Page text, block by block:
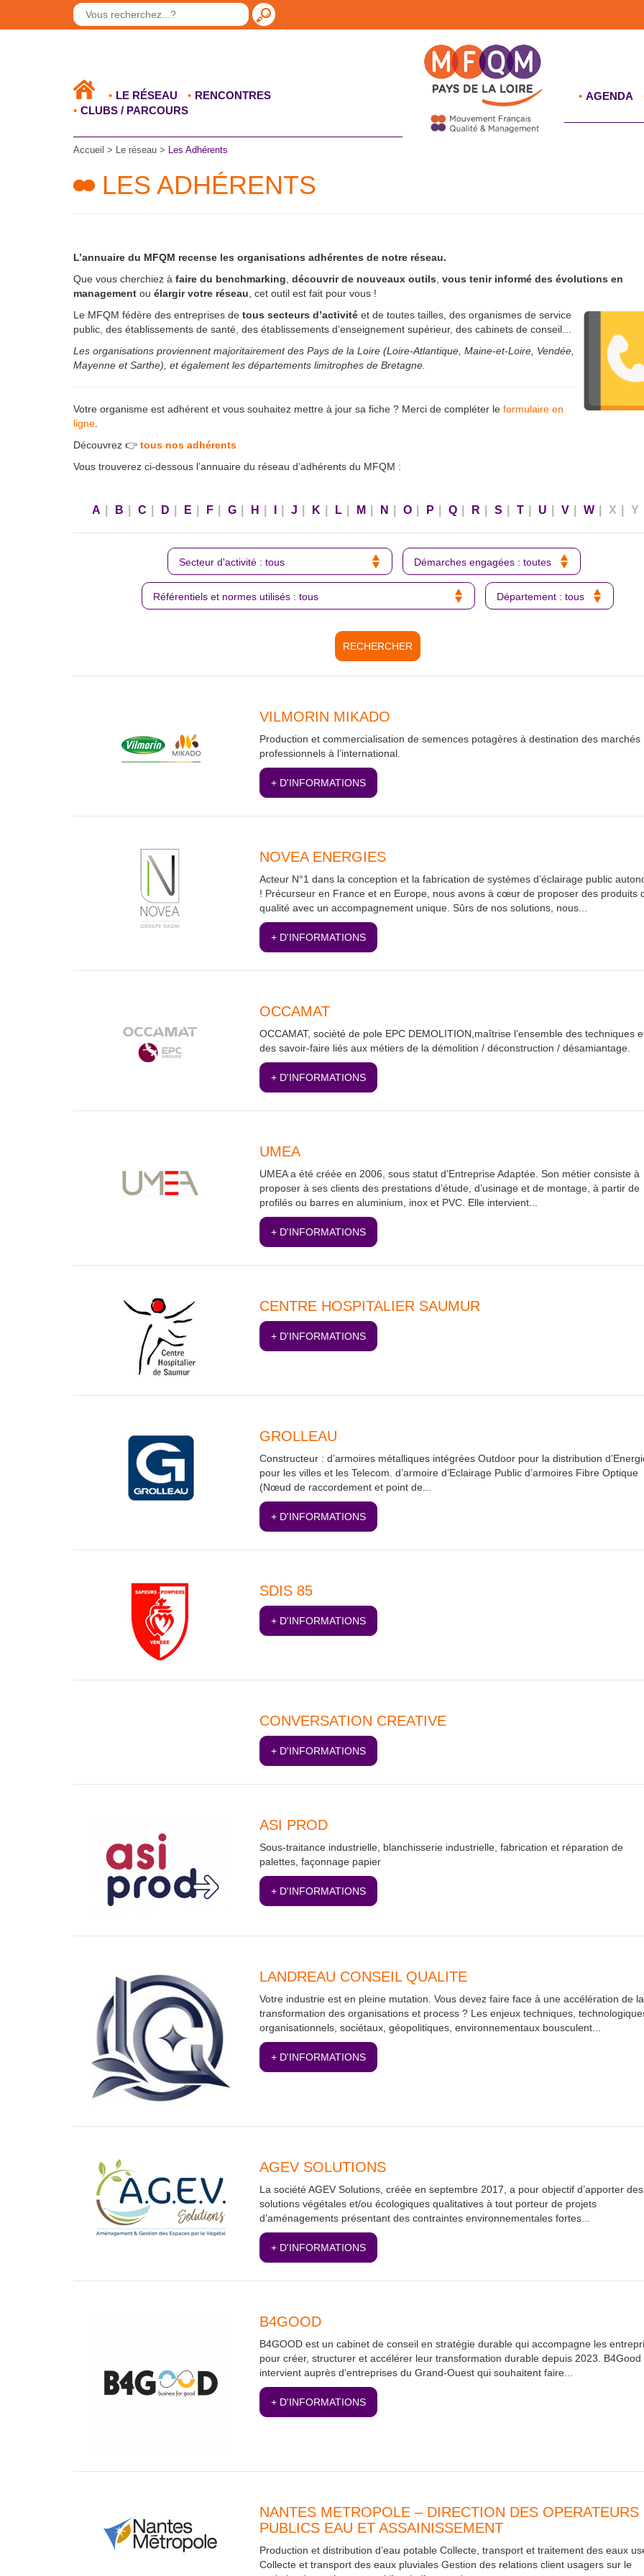
LE RÉSEAU
RENCONTRES
CLUBS / PARCOURS
AGENDA
Accueil > Le réseau > Les Adhérents
LES ADHÉRENTS
L’annuaire du MFQM recense les organisations adhérentes de notre réseau.
Que vous cherchiez à faire du benchmarking découvrir de nouveaux outils vous tenir informé des évolutions en
management ou élargir votre réseau , cet outil est fait pour vous !
Le MFQM fédère des entreprises de tous secteurs d’activité et de toutes tailles, des organismes de service
public, des établissements de santé, des établissements d’enseignement supérieur, des cabinets de conseil…
Les organisations proviennent majoritairement des Pays de la Loire (Loire-Atlantique, Maine-et-Loire, Vendée,
Mayenne et Sarthe), et également les départements limitrophes de Bretagne.
Votre organisme est adhérent et vous souhaitez mettre à jour sa fiche ? Merci de compléter le formulaire en
ligne
Découvrez 👉 tous nos adhérents
Vous trouverez ci-dessous l’annuaire du réseau d’adhérents du MFQM :
A B C D E F G H J K L M N O P Q R S T U V W X Y
VILMORIN MIKADO
Production et commercialisation de semences potagères à destination des marchés
professionnels à l’international.
+ D'INFORMATIONS
NOVEA ENERGIES
Acteur N°1 dans la conception et la fabrication de systèmes d’éclairage public
! Précurseur en France et en Europe, nous avons à cœur de proposer des produits
qualité avec un accompagnement unique. Sûrs de nos solutions, nous...
+ D'INFORMATIONS
OCCAMAT
OCCAMAT, socièté de pole EPC DEMOLITION,maîtrise l’ensemble des techniques
des savoir-faire liés aux métiers de la démolition / déconstruction / désamiantage.
+ D'INFORMATIONS
UMEA
UMEA a été créée en 2006, sous statut d’Entreprise Adaptée. Son métier consiste à
proposer à ses clients des prestations d’étude, d’usinage et de montage, à partir de
profilés ou barres en aluminium, inox et PVC. Elle intervient...
+ D'INFORMATIONS
CENTRE HOSPITALIER SAUMUR
+ D'INFORMATIONS
GROLLEAU
Constructeur : d’armoires métalliques intégrées Outdoor pour la distribution
pour les villes et les Telecom. d’armoire d’Eclairage Public d’armoires Fibre Optique
(Nœud de raccordement et point de...
+ D'INFORMATIONS
SDIS 85
+ D'INFORMATIONS
CONVERSATION CREATIVE
+ D'INFORMATIONS
ASI PROD
Sous-traitance industrielle, blanchisserie industrielle, fabrication et réparation de
palettes, façonnage papier
+ D'INFORMATIONS
LANDREAU CONSEIL QUALITE
Votre industrie est en pleine mutation. Vous devez faire face à une accélération de la
transformation des organisations et process ? Les enjeux techniques,
organisationnels, sociétaux, géopolitiques, environnementaux bousculent...
+ D'INFORMATIONS
AGEV SOLUTIONS
La société AGEV Solutions, créée en septembre 2017, a pour objectif d’apporter des
solutions végétales et/ou écologiques qualitatives à tout porteur de projets
d’aménagements présentant des contraintes environnementales fortes...
+ D'INFORMATIONS
B4GOOD
B4GOOD est un cabinet de conseil en stratégie durable qui accompagne les
pour créer, structurer et accélérer leur transformation durable depuis 2023. B4Good
intervient auprès d’entreprises du Grand-Ouest qui souhaitent faire...
+ D'INFORMATIONS
NANTES METROPOLE – DIRECTION DES OPERATEURS
PUBLICS EAU ET ASSAINISSEMENT
Production et distribution d’eau potable Collecte, transport et traitement des eaux
Collecte et transport des eaux pluviales Gestion des relations client usagers sur le